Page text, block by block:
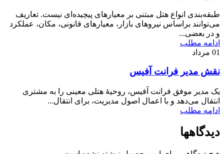
طبقه‌بندی انواع هتل مبتنی بر معیارهای پیچیده‌ای نیست. تعاریف
می‌توانند براساس نیروهای بازار، معیارهای قانونی، مکان، عملکرد
و در بعضی...
ادامه مطلب
01 مرداد
نقش مدیر فرانت آفیس
یک مدیر موفق فرانت آفیس، روحیۀ هتلی معینی را به مشتری
انتقال می‌دهد و با اعمال اصول مدیریت، برای انتقال...
ادامه مطلب
دیدگاهها